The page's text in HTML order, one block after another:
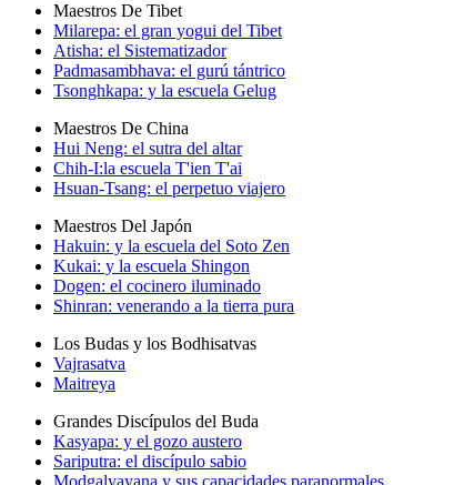
Maestros De Tibet
Milarepa: el gran yogui del Tibet
Atisha: el Sistematizador
Padmasambhava: el gurú tántrico
Tsonghkapa: y la escuela Gelug
Maestros De China
Hui Neng: el sutra del altar
Chih-I:la escuela T'ien T'ai
Hsuan-Tsang: el perpetuo viajero
Maestros Del Japón
Hakuin: y la escuela del Soto Zen
Kukai: y la escuela Shingon
Dogen: el cocinero iluminado
Shinran: venerando a la tierra pura
Los Budas y los Bodhisatvas
Vajrasatva
Maitreya
Grandes Discípulos del Buda
Kasyapa: y el gozo austero
Sariputra: el discípulo sabio
Modgalyayana y sus capacidades paranormales